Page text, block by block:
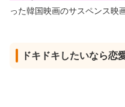
った韓国映画のサスペンス映
ドキドキしたいなら恋